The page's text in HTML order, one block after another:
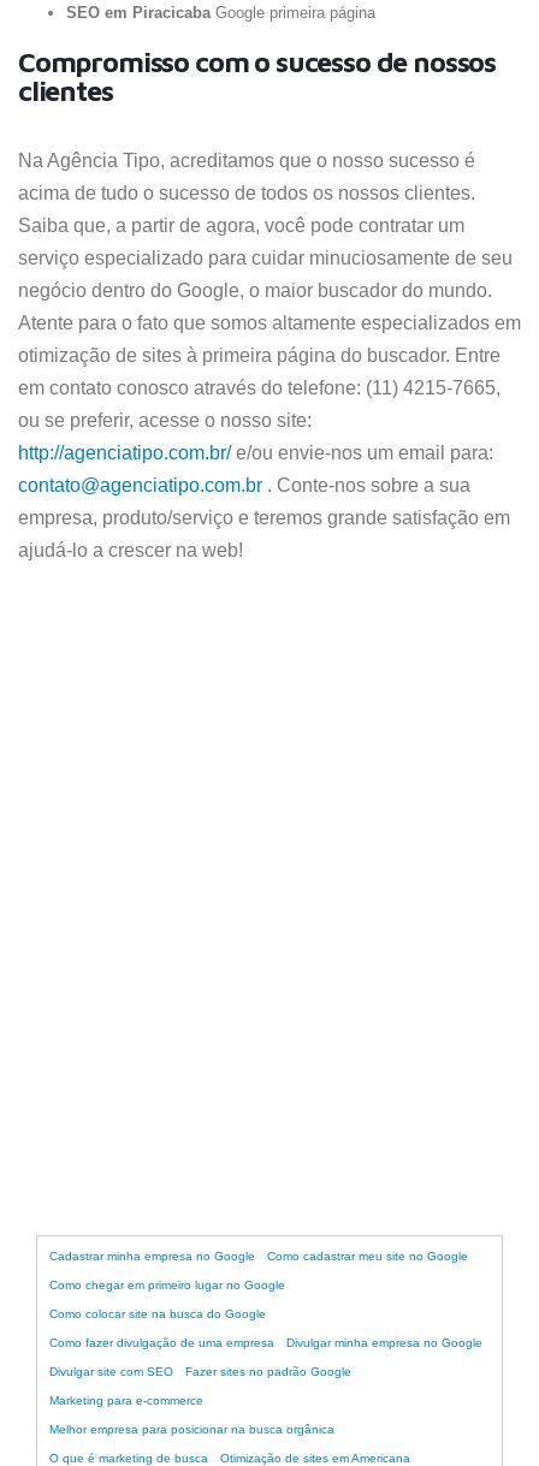
SEO em PiracicabaGoogle primeira página
Compromisso com o sucesso de nossos
clientes
Na Agência Tipo, acreditamos que o nosso sucesso é
acima de tudo o sucesso de todos os nossos clientes.
Saiba que, a partir de agora, você pode contratar um
serviço especializado para cuidar minuciosamente de seu
negócio dentro do Google, o maior buscador do mundo.
Atente para o fato que somos altamente especializados em
otimização de sites à primeira página do buscador. Entre
em contato conosco através do telefone: (11) 4215-7665,
ou se preferir, acesse o nosso site:
http://agenciatipo.com.br/e/ou envie-nos um email para:
contato@agenciatipo.com.br . Conte-nos sobre a sua
empresa, produto/serviço e teremos grande satisfação em
ajudá-lo a crescer na web!
Cadastrar minha empresa no Google Como cadastrar meu site no Google
Como chegar em primeiro lugar no Google
Como colocar site na busca do Google
Como fazer divulgação de uma empresa Divulgar minha empresa no Google
Divulgar site com SEO Fazer sites no padrão Google
Marketing para e-commerce
Melhor empresa para posicionar na busca orgânica
O que é marketing de busca Otimização de sites em Americana